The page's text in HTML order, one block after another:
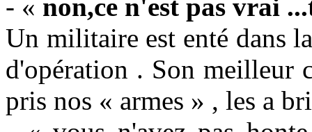
- « non,ce n'est pas vrai
Un militaire est enté dans
d'opération . Son meilleur
pris nos « armes » , les a